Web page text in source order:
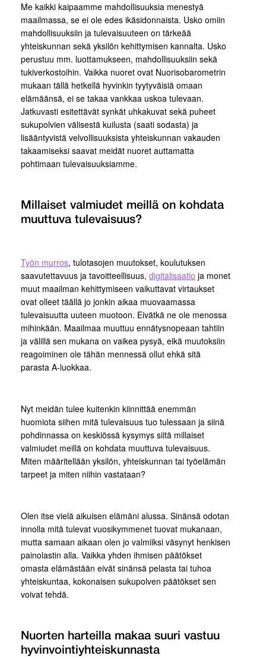
Me kaikki kaipaamme mahdollisuuksia menestyä
maailmassa, se ei ole edes ikäsidonnaista. Usko omiin
mahdollisuuksiin ja tulevaisuuteen on tärkeää
yhteiskunnan sekä yksilön kehittymisen kannalta. Usko
perustuu mm. luottamukseen, mahdollisuuksiin sekä
tukiverkostoihin. Vaikka nuoret ovat Nuorisobarometrin
mukaan tällä hetkellä hyvinkin tyytyväisiä omaan
elämäänsä, ei se takaa vankkaa uskoa tulevaan.
Jatkuvasti esitettävät synkät uhkakuvat sekä puheet
sukupolvien välisestä kuilusta (saati sodasta) ja
lisääntyvistä velvollisuuksista yhteiskunnan vakauden
takaamiseksi saavat meidät nuoret auttamatta
pohtimaan tulevaisuuksiamme.
Millaiset valmiudet meillä on kohdata
muuttuva tulevaisuus?
Työn murros, tulotasojen muutokset, koulutuksen
saavutettavuus ja tavoitteellisuus, digitalisaatio ja monet
muut maailman kehittymiseen vaikuttavat virtaukset
ovat olleet täällä jo jonkin aikaa muovaamassa
tulevaisuutta uuteen muotoon. Eivätkä ne ole menossa
mihinkään. Maailmaa muuttuu ennätysnopeaan tahtiin
ja välillä sen mukana on vaikea pysyä, eikä muutoksiin
reagoiminen ole tähän mennessä ollut ehkä sitä
parasta A-luokkaa.
Nyt meidän tulee kuitenkin kiinnittää enemmän
huomiota siihen mitä tulevaisuus tuo tulessaan ja siinä
pohdinnassa on keskiössä kysymys siitä millaiset
valmiudet meillä on kohdata muuttuva tulevaisuus.
Miten määritellään yksilön, yhteiskunnan tai työelämän
tarpeet ja miten niihin vastataan?
Olen itse vielä aikuisen elämäni alussa. Sinänsä odotan
innolla mitä tulevat vuosikymmenet tuovat mukanaan,
mutta samaan aikaan olen jo valmiiksi väsynyt henkisen
painolastin alla. Vaikka yhden ihmisen päätökset
omasta elämästään eivät sinänsä pelasta tai tuhoa
yhteiskuntaa, kokonaisen sukupolven päätökset sen
voivat tehdä.
Nuorten harteilla makaa suuri vastuu
hyvinvointiyhteiskunnasta